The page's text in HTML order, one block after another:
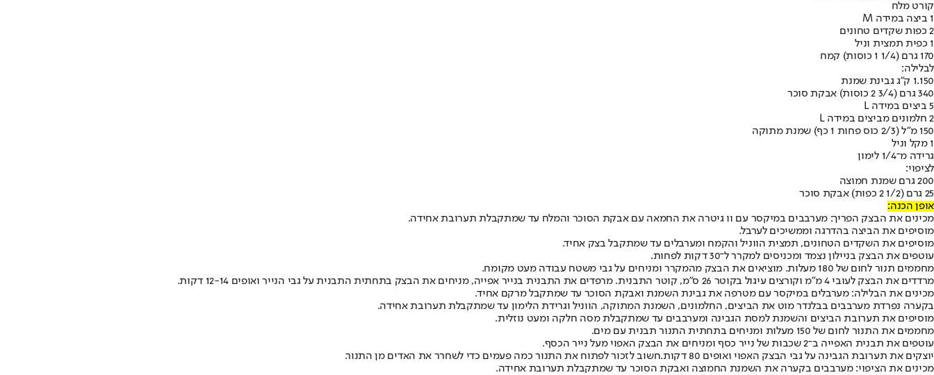
קורט מלח
1 ביצה במידה M
2 כפות שקדים טחונים
1 כפית תמצית וניל
170 גרם (1/4 1 כוסות) קמח
לבלילה:
1.150 ק"ג גבינת שמנת
340 גרם (3/4 2 כוסות) אבקת סוכר
5 ביצים במידה L
2 חלמונים מביצים במידה L
150 מ"ל (2/3 כוס פחות 1 כף) שמנת מתוקה
1 מקל וניל
גרידה מ־1/4 לימון
לציפוי:
200 גרם שמנת חמוצה
25 גרם (1/2 2 כפות) אבקת סוכר
אופן הכנה:
מכינים את הבצק הפריך: מערבבים במיקסר עם וו גיטרה את החמאה עם אבקת הסוכר והמלח עד שמתקבלת תערובת אחידה.
מוסיפים את הביצה בהדרגה וממשיכים לערבל.
מוסיפים את השקדים הטחונים, תמצית הווניל והקמח ומערבלים עד שמתקבל בצק אחיד.
עוטפים את הבצק בניילון נצמד ומכניסים למקרר ל־30 דקות לפחות.
מחממים תנור לחום של 180 מעלות. מוציאים את הבצק מהמקרר ומניחים על גבי משטח עבודה מעט מקומח.
מרדדים את הבצק לעובי 4 מ"מ וקורצים עיגול בקוטר 26 ס"מ, קוטר התבנית. מרפדים את התבנית בנייר אפייה, מניחים את הבצק בתחתית התבנית על גבי הנייר ואופים 12-14 דקות.
מכינים את הבלילה: מערבלים במיקסר עם מטרפה את גבינת השמנת ואבקת הסוכר עד שמתקבל מרקם אחיד.
בקערה נפרדת מערבבים בבלנדר מוט את הביצים, החלמונים, השמנת המתוקה, הווניל וגרידת הלימון עד שמתקבלת תערובת אחידה.
מוסיפים את תערובת הביצים והשמנת למסת הגבינה ומערבבים עד שמתקבלת מסה חלקה ומעט נוזלית.
מחממים את התנור לחום של 150 מעלות ומניחים בתחתית התנור תבנית עם מים.
עוטפים את תבנית האפייה ב־2 שכבות של נייר כסף ומניחים את הבצק האפוי מעל נייר הכסף.
יוצקים את תערובת הגבינה על גבי הבצק האפוי ואופים 80 דקות.
חשוב לזכור לפתוח את התנור כמה פעמים כדי לשחרר את האדים מן התנור.
מכינים את הציפוי: מערבבים בקערה את השמנת החמוצה ואבקת הסוכר עד שמתקבלת תערובת אחידה.